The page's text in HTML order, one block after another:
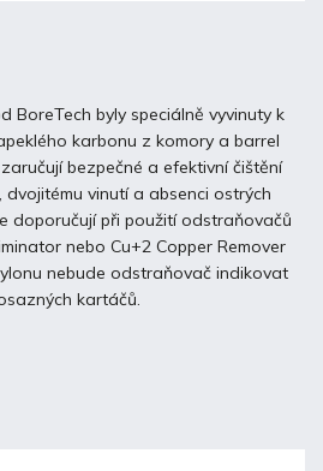
BoreTech byly speciálně vyvinuty k
karbonu z komory a barrel
bezpečné a efektivní čištění
dvojitému vinutí a absenci ostrých
doporučují při použití odstraňovačů
nebo Cu+2 Copper Remover
nebude odstraňovač indikovat
kartáčů.